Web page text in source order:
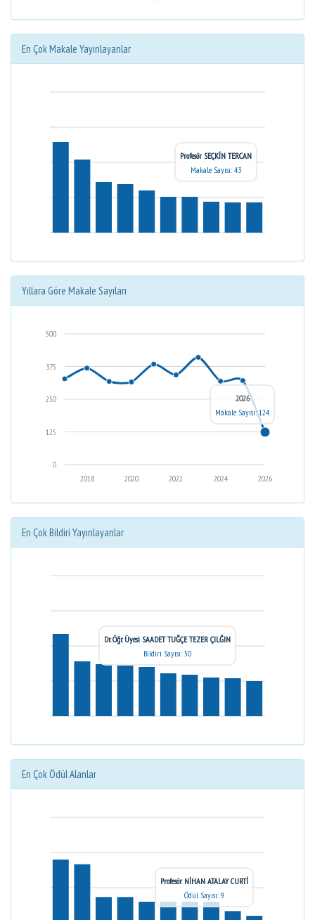
En Çok Makale Yayınlayanlar
Profesör SEÇKİN TERCAN
Makale Sayısı: 43
Yıllara Göre Makale Sayıları
0
125
250
375
500
2026
2024
2022
2020
2018
2026
Makale Sayısı: 124
En Çok Bildiri Yayınlayanlar
Dr. Öğr. Üyesi SAADET TUĞÇE TEZER ÇILĞIN
Bildiri Sayısı: 50
En Çok Ödül Alanlar
Profesör NİHAN ATALAY CURTİ
Ödül Sayısı: 9